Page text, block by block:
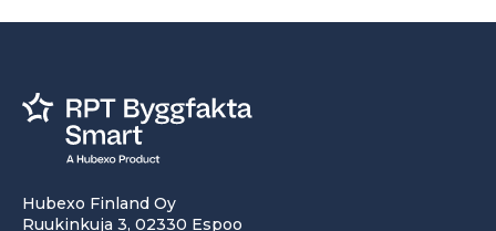
Hubexo Finland Oy
Ruukinkuja 3, 02330 Espoo